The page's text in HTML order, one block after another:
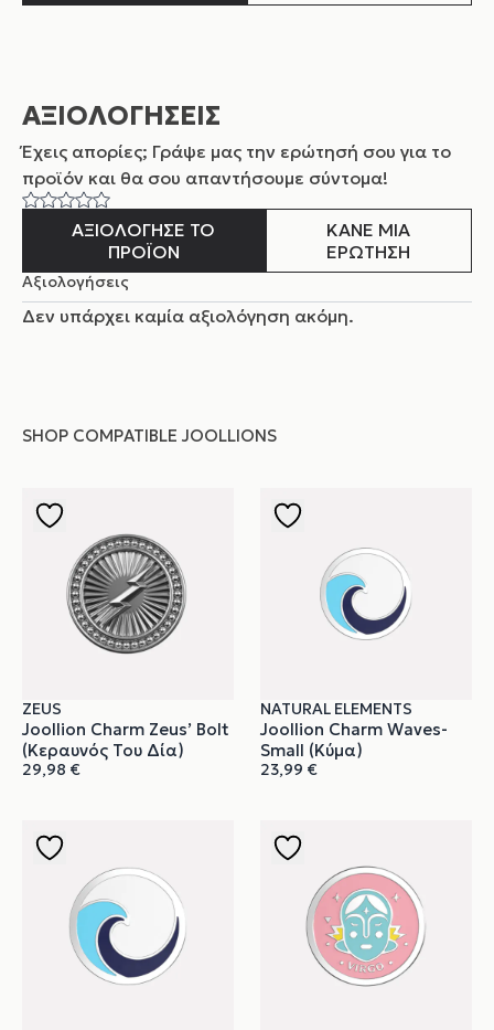
ΑΞΙΟΛΟΓΗΣΕΙΣ
Έχεις απορίες; Γράψε μας την ερώτησή σου για το
προϊόν και θα σου απαντήσουμε σύντομα!
ΑΞΙΟΛΟΓΗΣΕ ΤΟ
ΠΡΟΪΟΝ
ΚΑΝΕ ΜΙΑ
ΕΡΩΤΗΣΗ
Αξιολογήσεις
Δεν υπάρχει καμία αξιολόγηση ακόμη.
SHOP COMPATIBLE JOOLLIONS
ZEUS
Joollion Charm Zeus’ Bolt
(Κεραυνός Του Δία)
29,98 €
NATURAL ELEMENTS
Joollion Charm Waves-
Small (Κύμα)
23,99 €